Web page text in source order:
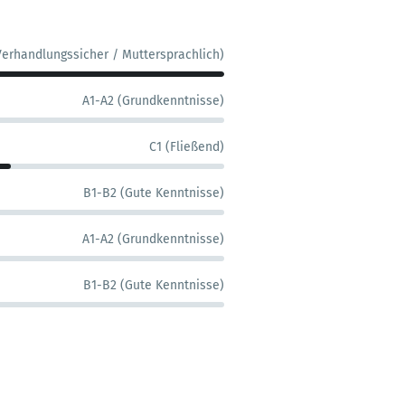
/ Muttersprachlich)
A1-A2 (Grundkenntnisse)
C1 (Fließend)
B1-B2 (Gute Kenntnisse)
A1-A2 (Grundkenntnisse)
B1-B2 (Gute Kenntnisse)